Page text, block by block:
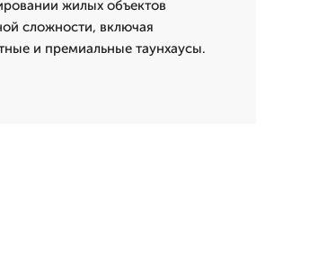
жилых объектов
сложности, включая
и премиальные таунхаусы.